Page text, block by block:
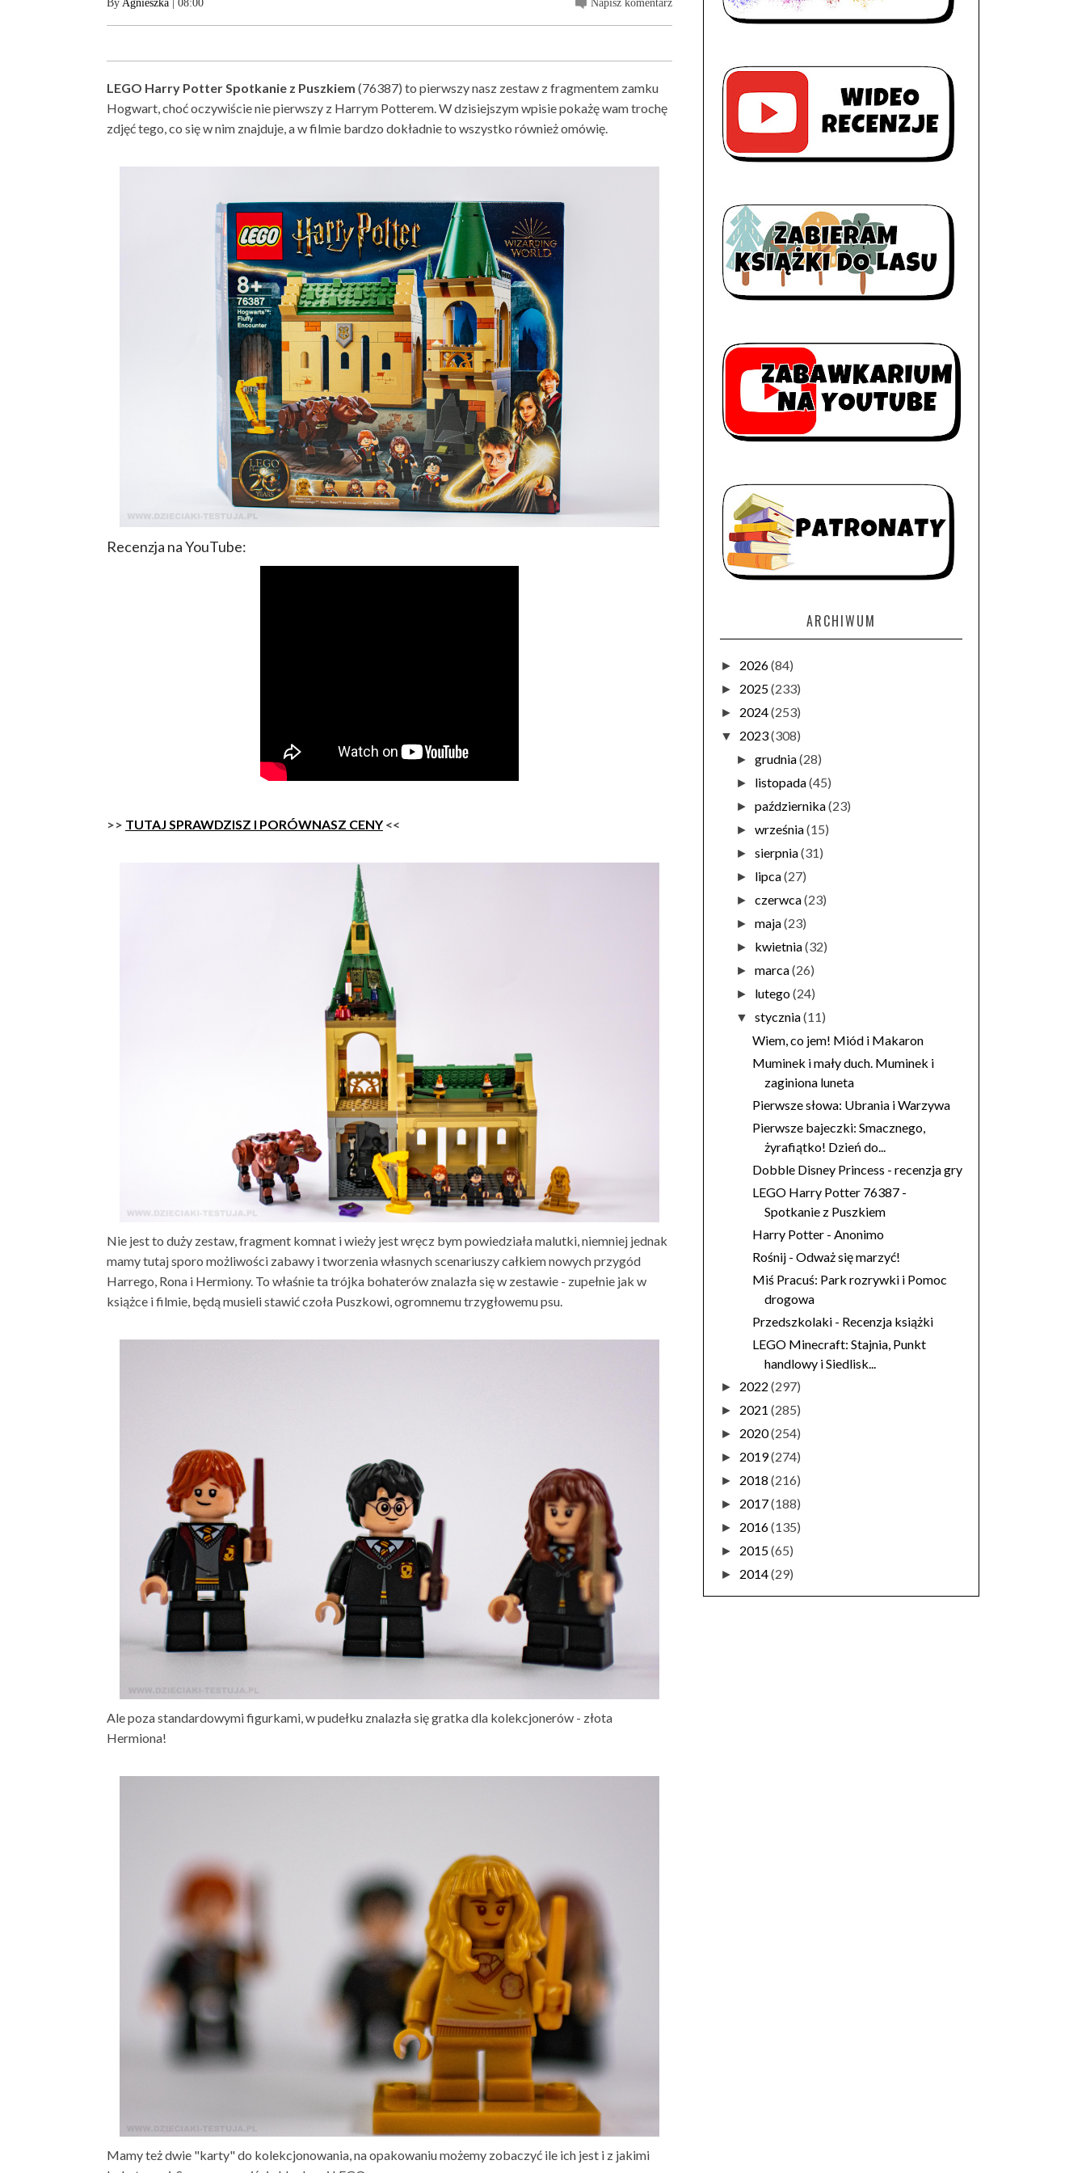
By Agnieszka | 08:00 Napisz komentarz
LEGO Harry Potter Spotkanie z Puszkiem (76387) to pierwszy nasz zestaw z fragmentem zamku
Hogwart, choć oczywiście nie pierwszy z Harrym Potterem. W dzisiejszym wpisie pokażę wam trochę
zdjęć tego, co się w nim znajduje, a w filmie bardzo dokładnie to wszystko również omówię.
Recenzja na YouTube:
>> TUTAJ SPRAWDZISZ I PORÓWNASZ CENY <<
Nie jest to duży zestaw, fragment komnat i wieży jest wręcz bym powiedziała malutki, niemniej jednak
mamy tutaj sporo możliwości zabawy i tworzenia własnych scenariuszy całkiem nowych przygód
Harrego, Rona i Hermiony. To właśnie ta trójka bohaterów znalazła się w zestawie - zupełnie jak w
książce i filmie, będą musieli stawić czoła Puszkowi, ogromnemu trzygłowemu psu.
Ale poza standardowymi figurkami, w pudełku znalazła się gratka dla kolekcjonerów - złota
Hermiona!
Mamy też dwie "karty" do kolekcjonowania, na opakowaniu możemy zobaczyć ile ich jest i z jakimi
ARCHIWUM
► 2026(84)
► 2025(233)
► 2024(253)
▼ 2023(308)
►grudnia(28)
► listopada(45)
►października(23)
►września(15)
►sierpnia(31)
► lipca(27)
►czerwca(23)
►maja(23)
► kwietnia(32)
►marca(26)
► lutego(24)
▼stycznia(11)
Wiem, co jem! Miód i Makaron
Muminek i mały duch. Muminek i
zaginiona luneta
Pierwsze słowa: Ubrania i Warzywa
Pierwsze bajeczki: Smacznego,
żyrafiątko! Dzień do...
Dobble Disney Princess - recenzja gry
LEGO Harry Potter 76387 -
Spotkanie z Puszkiem
Harry Potter - Anonimo
Rośnij - Odważ się marzyć!
Miś Pracuś: Park rozrywki i Pomoc
drogowa
Przedszkolaki - Recenzja książki
LEGO Minecraft: Stajnia, Punkt
handlowy i Siedlisk...
► 2022 (297)
► 2021 (285)
► 2020(254)
► 2019(274)
► 2018 (216)
► 2017(188)
► 2016(135)
► 2015(65)
► 2014(29)